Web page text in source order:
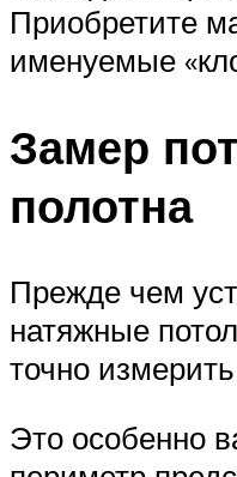
Приобретите
именуемые
Замер
полотна
Прежде чем
натяжные
точно
Это особенно